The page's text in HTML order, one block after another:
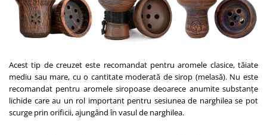
Acest tip de creuzet este recomandat pentru aromele clasice, tăiate
mediu sau mare, cu o cantitate moderată de sirop (melasă). Nu este
recomandat pentru aromele siropoase deoarece anumite substanțe
lichide care au un rol important pentru sesiunea de narghilea se pot
scurge prin orificii, ajungând în vasul de narghilea.